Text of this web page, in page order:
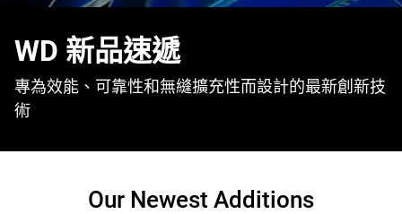
WD 新品速遞
專為效能、可靠性和無縫擴充性而設計的最新創新技
術
Our Newest Additions